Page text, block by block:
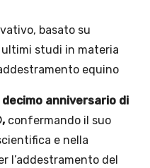
basato su
studi in materia
equino
decimo anniversario di
confermando il suo
e nella
l’addestramento del